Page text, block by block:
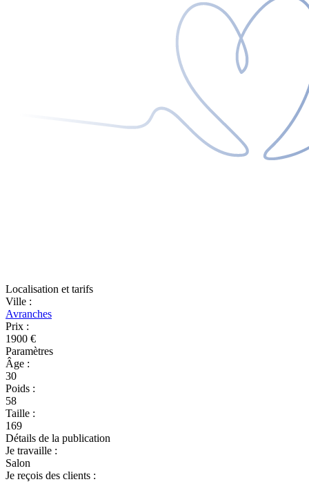
Localisation et tarifs
Ville :
Avranches
Prix :
1900 €
Paramètres
Âge :
30
Poids :
58
Taille :
169
Détails de la publication
Je travaille :
Salon
Je reçois des clients :